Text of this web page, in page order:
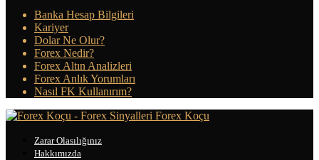
Banka Hesap Bilgileri
Kariyer
Dolar Ne Olur?
Forex Nedir?
Forex Altın Analizleri
Forex Anlık Yorumları
Nasıl FK Kullanırım?
Forex Koçu
Zarar Olasılığınız
Hakkımızda